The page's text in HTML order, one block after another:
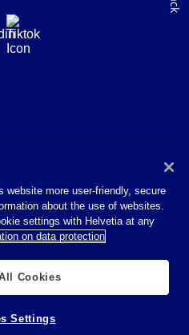
website more user-friendly, secure
about the use of websites.
settings with Helvetia at any
on data protection
Cookies
Settings